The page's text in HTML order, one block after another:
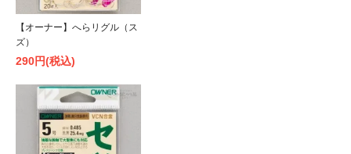
【オーナー】へらリグル（ス
ズ）
290円(税込)